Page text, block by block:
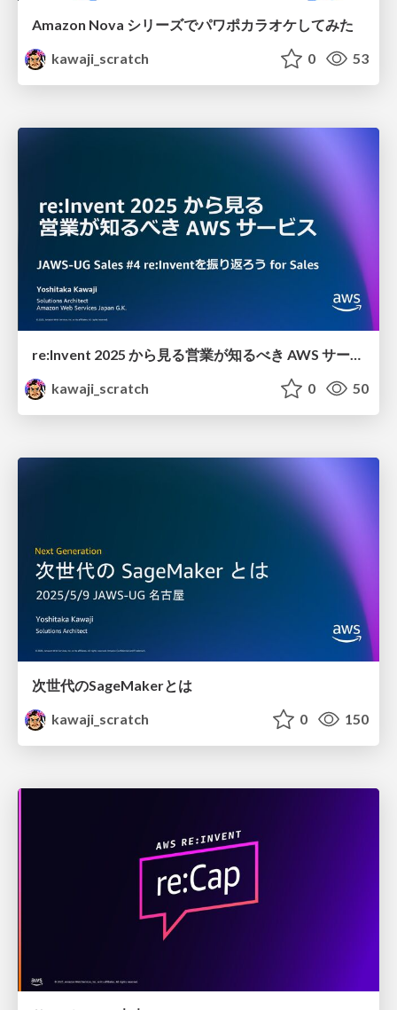
Amazon Nova シリーズでパワポカラオケしてみた
kawaji_scratch
0 53
re:Invent 2025 から見る 営業が知るべき AWS サービス
kawaji_scratch
0 50
次世代のSageMakerとは
kawaji_scratch
0 150